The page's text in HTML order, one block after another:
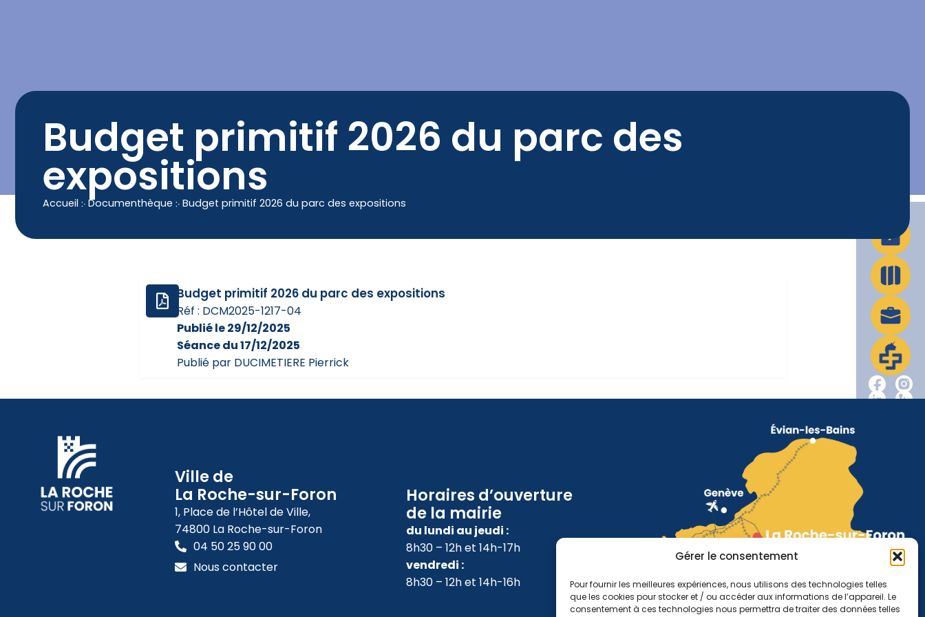
Gérer le consentement
Pour fournir les meilleures expériences, nous utilisons des technologies telles
que les cookies pour stocker et / ou accéder aux informations de l’appareil. Le
consentement à ces technologies nous permettra de traiter des données telles
Budget primitif 2026 du parc des
expositions
Accueil ჻ Documenthèque ჻ Budget primitif 2026 du parc des expositions
Budget primitif 2026 du parc des expositions
Réf : DCM2025-1217-04
Publié le 29/12/2025
Séance du 17/12/2025
Publié par DUCIMETIERE Pierrick
Ville de
La Roche-sur-Foron
1, Place de l’Hôtel de Ville,
74800 La Roche-sur-Foron
04 50 25 90 00
Nous contacter
Horaires d’ouverture
de la mairie
du lundi au jeudi :
8h30 – 12h et 14h-17h
vendredi :
8h30 – 12h et 14h-16h